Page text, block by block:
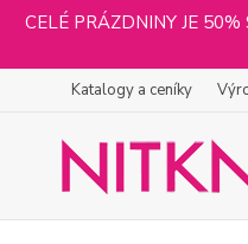
CELÉ PRÁZDNINY JE
Katalogy a ceníky